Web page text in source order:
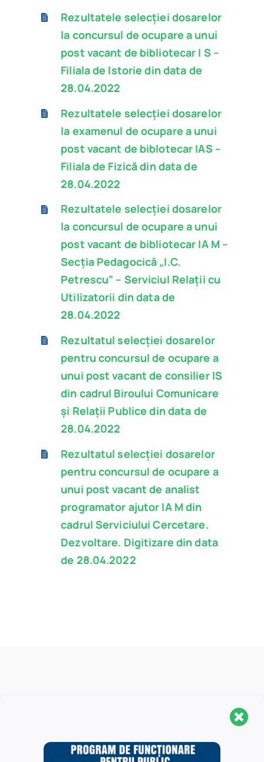
Rezultatele selecției dosarelor
la concursul de ocupare a unui
post vacant de bibliotecar I S –
Filiala de Istorie din data de
28.04.2022
Rezultatele selecției dosarelor
la examenul de ocupare a unui
post vacant de biblotecar IAS –
Filiala de Fizică din data de
28.04.2022
Rezultatele selecției dosarelor
la concursul de ocupare a unui
post vacant de bibliotecar IA M –
Secția Pedagocică „I.C.
Petrescu” – Serviciul Relații cu
Utilizatorii din data de
28.04.2022
Rezultatul selecției dosarelor
pentru concursul de ocupare a
unui post vacant de consilier IS
din cadrul Biroului Comunicare
și Relații Publice din data de
28.04.2022
Rezultatul selecției dosarelor
pentru concursul de ocupare a
unui post vacant de analist
programator ajutor IA M din
cadrul Serviciului Cercetare.
Dezvoltare. Digitizare din data
de 28.04.2022